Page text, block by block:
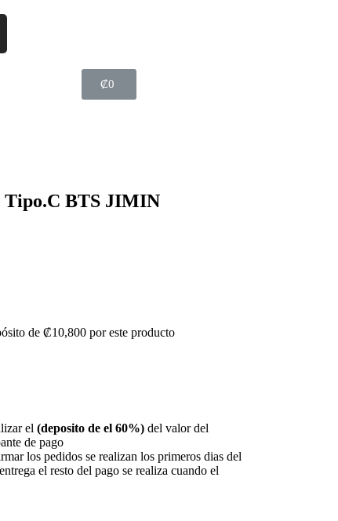
₡0
Tipo.C BTS JIMIN
de ₡10,800 por este producto
el (deposito de el 60%) del valor del
de pago
los pedidos se realizan los primeros dias del
el resto del pago se realiza cuando el